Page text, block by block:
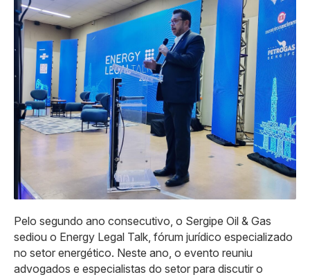
Pelo segundo ano consecutivo, o Sergipe Oil & Gas
sediou o Energy Legal Talk, fórum jurídico especializado
no setor energético. Neste ano, o evento reuniu
advogados e especialistas do setor para discutir o